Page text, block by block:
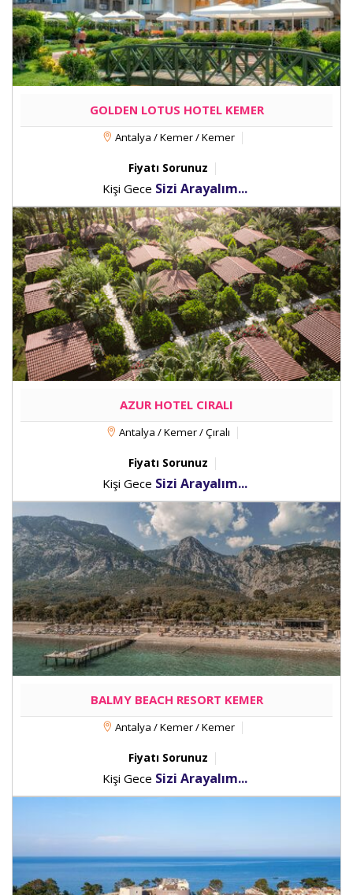
GOLDEN LOTUS HOTEL KEMER
Antalya / Kemer / Kemer
Fiyatı Sorunuz
Kişi Gece Sizi Arayalım...
AZUR HOTEL CIRALI
Antalya / Kemer / Çıralı
Fiyatı Sorunuz
Kişi Gece Sizi Arayalım...
BALMY BEACH RESORT KEMER
Antalya / Kemer / Kemer
Fiyatı Sorunuz
Kişi Gece Sizi Arayalım...